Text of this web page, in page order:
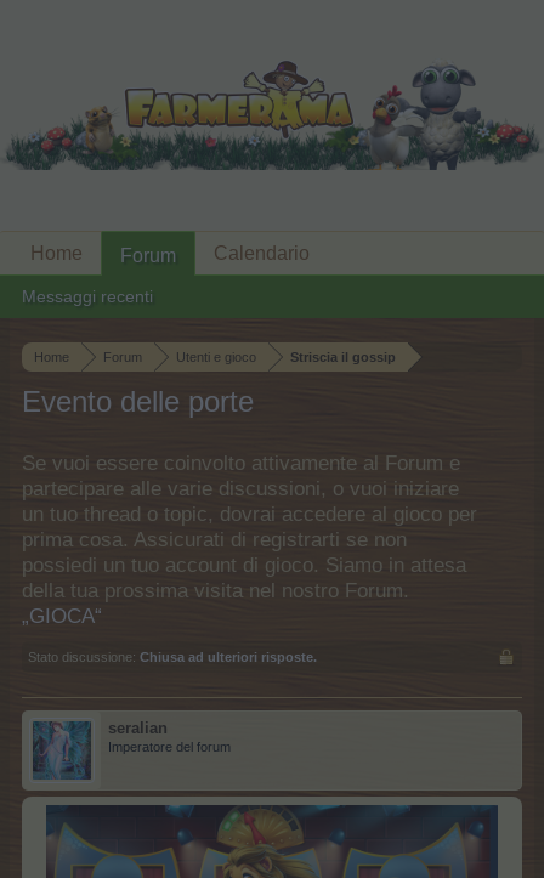
Home Forum Utenti e gioco Striscia il gossip
Evento delle porte
Se vuoi essere coinvolto attivamente al Forum e
partecipare alle varie discussioni, o vuoi iniziare
un tuo thread o topic, dovrai accedere al gioco per
prima cosa. Assicurati di registrarti se non
possiedi un tuo account di gioco. Siamo in attesa
della tua prossima visita nel nostro Forum.
„GIOCA“
Stato discussione: Chiusa ad ulteriori risposte.
seralian
Imperatore del forum
Home Forum
Messaggi recenti
Calendario